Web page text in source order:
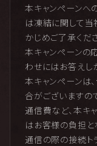
本キャンペーンへ
は凍結に関して当
かじめご了承くだ
本キャンペーンの
わせにはお答えし
本キャンペーンは
合がございますの
通信費など、本キ
はお客様の負担と
通信の際の接続ト